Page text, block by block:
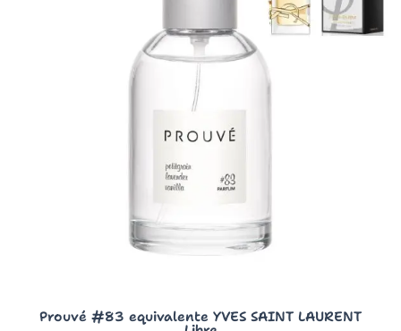
Prouvé #83 equivalente YVES SAINT LAURENT